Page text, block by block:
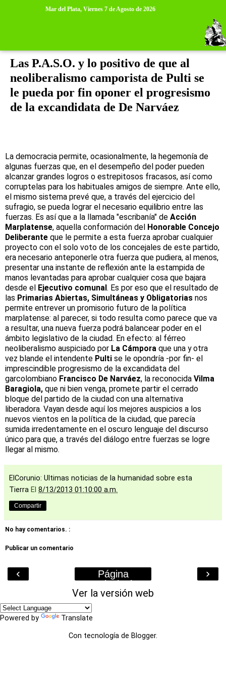
Mar del Plata, Viernes 7 de Agosto de 2026
Las P.A.S.O. y lo positivo de que al
neoliberalismo camporista de Pulti se
le pueda por fin oponer el progresismo
de la excandidata de De Narváez
La democracia permite, ocasionalmente, la hegemonía de
algunas fuerzas que, en el desempeño del poder pueden
alcanzar grandes logros o estrepitosos fracasos, así como
corruptelas para los habituales amigos de siempre. Ante ello,
el mismo sistema prevé que, a través del ejercicio del
sufragio, se pueda lograr el necesario equilibrio entre las
fuerzas. Es así que a la llamada "escribanía" de Acción
Marplatense, aquella conformación del Honorable Concejo
Deliberante que le permite a esta fuerza aprobar cualquier
proyecto con el solo voto de los concejales de este partido,
era necesario anteponerle otra fuerza que pudiera, al menos,
presentar una instante de reflexión ante la estampida de
manos levantadas para aprobar cualquier cosa que bajara
desde el Ejecutivo comunal. Es por eso que el resultado de
las Primarias Abiertas, Simultáneas y Obligatorias nos
permite entrever un promisorio futuro de la política
marplatense: al parecer, si todo resulta como parece que va
a resultar, una nueva fuerza podrá balancear poder en el
ámbito legislativo de la ciudad. En efecto: al férreo
neoliberalismo auspiciado por La Cámpora que una y otra
vez blande el intendente Pulti se le opondría -por fin- el
imprescindible progresismo de la excandidata del
garcolombiano Francisco De Narváez, la reconocida Vilma
Baragiola, que ni bien venga, promete partir el cerrado
bloque del partido de la ciudad con una alternativa
liberadora. Vayan desde aquí los mejores auspicios a los
nuevos vientos en la política de la ciudad, que parecía
sumida irredentamente en el oscuro lenguaje del discurso
único para que, a través del diálogo entre fuerzas se logre
llegar al mismo.
ElCorunio: Ultimas noticias de la humanidad sobre esta
Tierra El 8/13/2013 01:10:00 a.m.
Compartir
No hay comentarios. :
Publicar un comentario
‹ ›
Página
Principal
Ver la versión web
Powered by Translate
Con tecnología de Blogger.